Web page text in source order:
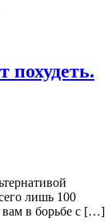
похудеть.
лишь 100
в борьбе с […]